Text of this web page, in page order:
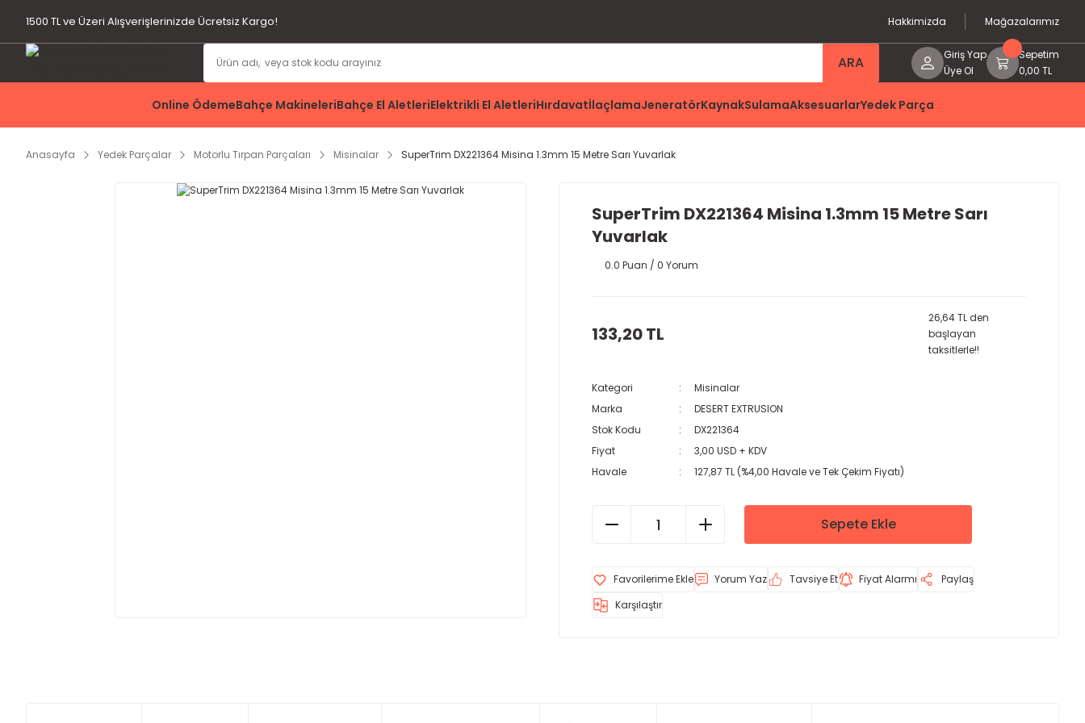
1500 TL ve Üzeri Alışverişlerinizde Ücretsiz Kargo! Hakkimizda Mağazalarımız
ARA
Giriş Yap
Üye Ol
Sepetim
0,00 TL
Online ÖdemeBahçe MakineleriBahçe El AletleriElektrikli El AletleriHırdavatİlaçlamaJeneratörKaynakSulamaAksesuarlarYedek Parça
Anasayfa Yedek Parçalar Motorlu Tırpan Parçaları Misinalar SuperTrim DX221364 Misina 1.3mm 15 Metre Sarı Yuvarlak
SuperTrim DX221364 Misina 1.3mm 15 Metre Sarı
Yuvarlak
0.0 Puan / 0 Yorum
133,20 TL
26,64 TL den
başlayan
taksitlerle!!
Kategori
Misinalar
Marka
DESERT EXTRUSION
Stok Kodu
DX221364
Fiyat
3,00 USD + KDV
Havale
127,87 TL (%4,00 Havale ve Tek Çekim Fiyatı)
Sepete Ekle
Yorum Yaz Tavsiye Et Fiyat Alarmı
Paylaş
Karşılaştır